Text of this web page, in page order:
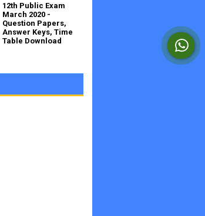
12th Public Exam
March 2020 -
Question Papers,
Answer Keys, Time
Table Download